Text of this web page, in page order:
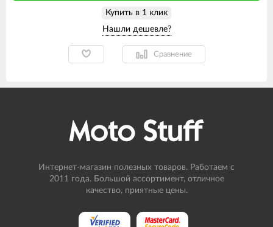
Купить в 1 клик
Сравнение
Интернет-магазин полезных товаров. Работаем с
2011 года. Большой ассортимент, отличное
качество, приятные цены.